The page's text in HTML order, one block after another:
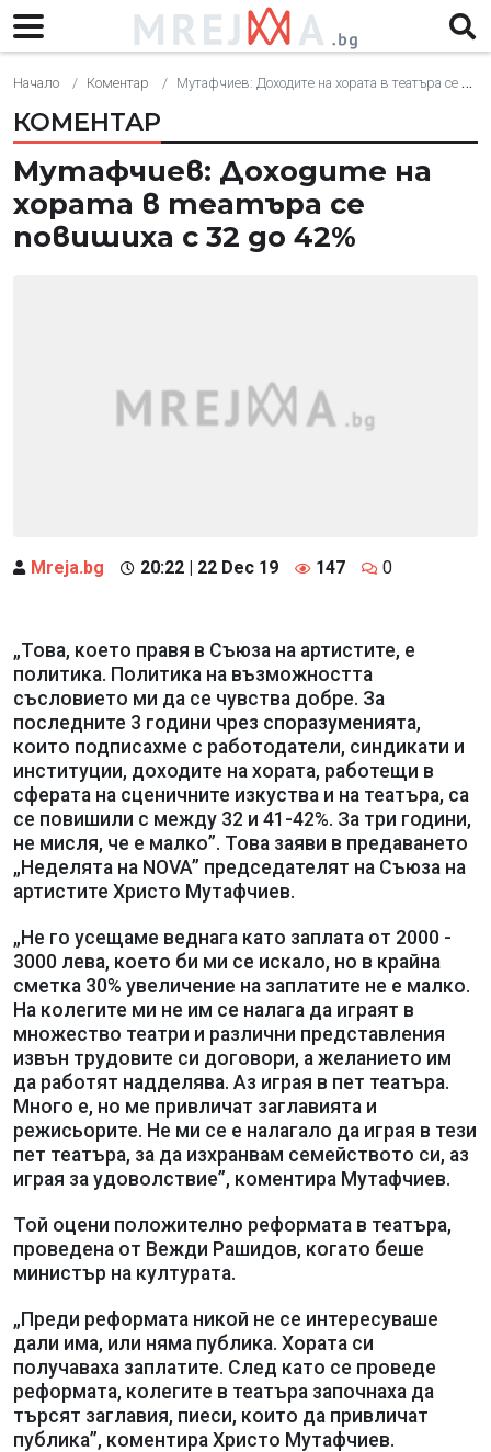
Начало Коментар Мутафчиев: Доходите на хората в театъра се повишиха с 32 до 42%
КОМЕНТАР
Мутафчиев: Доходите на
хората в театъра се
повишиха с 32 до 42%
Mreja.bg 20:22 | 22 Dec 19 147 0
„Това, което правя в Съюза на артистите, е
политика. Политика на възможността
съсловието ми да се чувства добре. За
последните 3 години чрез споразуменията,
които подписахме с работодатели, синдикати и
институции, доходите на хората, работещи в
сферата на сценичните изкуства и на театъра, са
се повишили с между 32 и 41-42%. За три години,
не мисля, че е малко”. Това заяви в предаването
„Неделята на NOVA” председателят на Съюза на
артистите Христо Мутафчиев.
„Не го усещаме веднага като заплата от 2000 -
3000 лева, което би ми се искало, но в крайна
сметка 30% увеличение на заплатите не е малко.
На колегите ми не им се налага да играят в
множество театри и различни представления
извън трудовите си договори, а желанието им
да работят надделява. Аз играя в пет театъра.
Много е, но ме привличат заглавията и
режисьорите. Не ми се е налагало да играя в тези
пет театъра, за да изхранвам семейството си, аз
играя за удоволствие”, коментира Мутафчиев.
Той оцени положително реформата в театъра,
проведена от Вежди Рашидов, когато беше
министър на културата.
„Преди реформата никой не се интересуваше
дали има, или няма публика. Хората си
получаваха заплатите. След като се проведе
реформата, колегите в театъра започнаха да
търсят заглавия, пиеси, които да привличат
публика”, коментира Христо Мутафчиев.